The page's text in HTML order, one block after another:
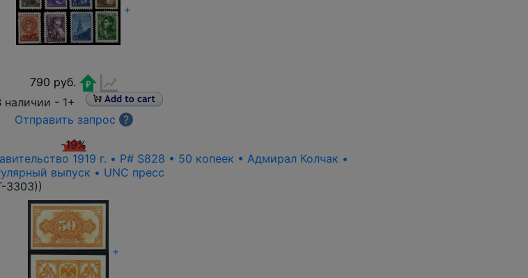
+
790 руб.
наличии - 1+
Отправить запрос
?
-19%
1919 г. • P# S828 • 50 копеек • Адмирал Колчак •
выпуск • UNC пресс
3303))
+